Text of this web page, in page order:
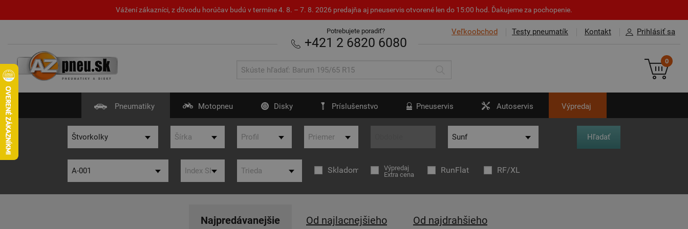
Vážení zákazníci, z dôvodu horúčav budú v termíne 4. 8. – 7. 8. 2026 predajňa aj pneuservis otvorené len do 15:00 hod. Ďakujeme za pochopenie.
Veľkoobchod Testy pneumatík Kontakt Prihlásiť sa
Potrebujete poradiť?
+421 2 6820 6080
0
Pneumatiky Motopneu Disky Príslušenstvo Pneuservis Autoservis Výpredaj
Skladom
Výpredaj
Extra cena
RunFlat RF/XL
Najpredávanejšie Od najlacnejšieho Od najdrahšieho